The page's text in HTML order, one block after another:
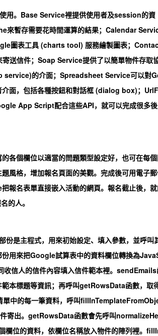
用。Base Service裡提供使用者及session的資
來暫存需要花時間運算的結果；Calendar
圖表工具 (charts tool) 服務繪製圖表；
送信件；Soap Service提供了以簡單物件存取
的介面；Spreadsheet Service可以對
面，包括各種按鈕和對話框 (dialog box)；
App Script配合這些API，就可以完成很多後
各個欄位以適當的問題類型設定好，也可在每
風格，增加報名頁面的美觀。完成後可用電子
報名表單直接嵌入活動的網頁。報名截止後，
的人。
是主程式，用來初始設定、填入參數，並呼叫
用來把Google試算表中的資料欄位轉換為
信人的信件內容填入信件範本裡。
本標題等資訊；再呼叫getRowsData函數，取
單中的每一筆資料，呼叫
寄出。getRowsData函數會先呼叫
位的資料，依欄位名稱放入物件的陣列裡。